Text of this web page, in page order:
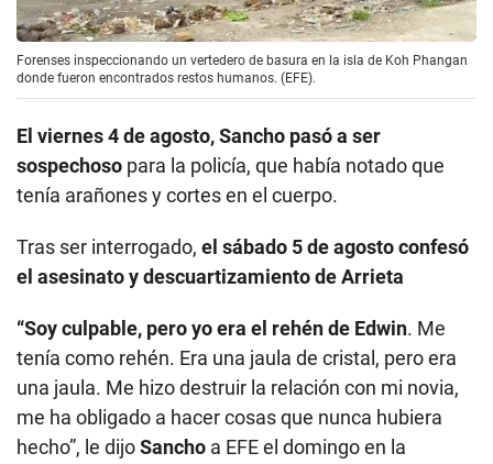
Forenses inspeccionando un vertedero de basura en la isla de Koh Phangan
donde fueron encontrados restos humanos. (EFE).
El viernes 4 de agosto, Sancho pasó a ser
sospechoso para la policía, que había notado que
tenía arañones y cortes en el cuerpo.
Tras ser interrogado, el sábado 5 de agosto confesó
el asesinato y descuartizamiento de Arrieta
“Soy culpable, pero yo era el rehén de Edwin. Me
tenía como rehén. Era una jaula de cristal, pero era
una jaula. Me hizo destruir la relación con mi novia,
me ha obligado a hacer cosas que nunca hubiera
hecho”, le dijoSancho a EFE el domingo en la